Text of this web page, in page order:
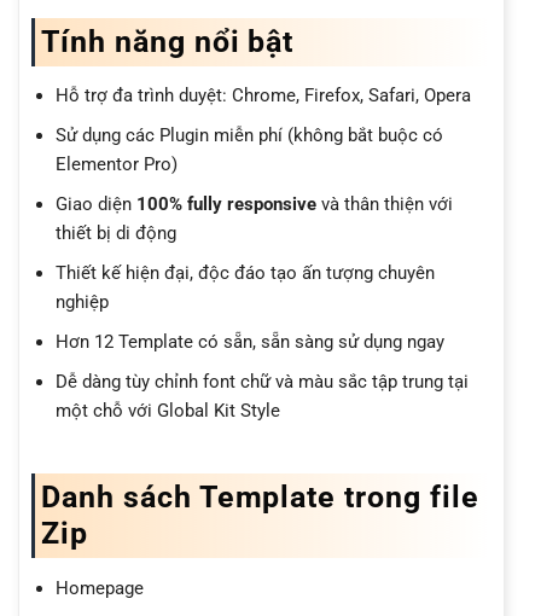
Tính năng nổi bật
Hỗ trợ đa trình duyệt: Chrome, Firefox, Safari, Opera
Sử dụng các Plugin miễn phí (không bắt buộc có
Elementor Pro)
Giao diện 100% fully responsivevà thân thiện với
thiết bị di động
Thiết kế hiện đại, độc đáo tạo ấn tượng chuyên
nghiệp
Hơn 12 Template có sẵn, sẵn sàng sử dụng ngay
Dễ dàng tùy chỉnh font chữ và màu sắc tập trung tại
một chỗ với Global Kit Style
Danh sách Template trong file
Zip
Homepage